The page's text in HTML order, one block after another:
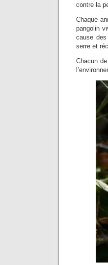
contre la
Chaque
pangolin
cause
serre et
Chacun